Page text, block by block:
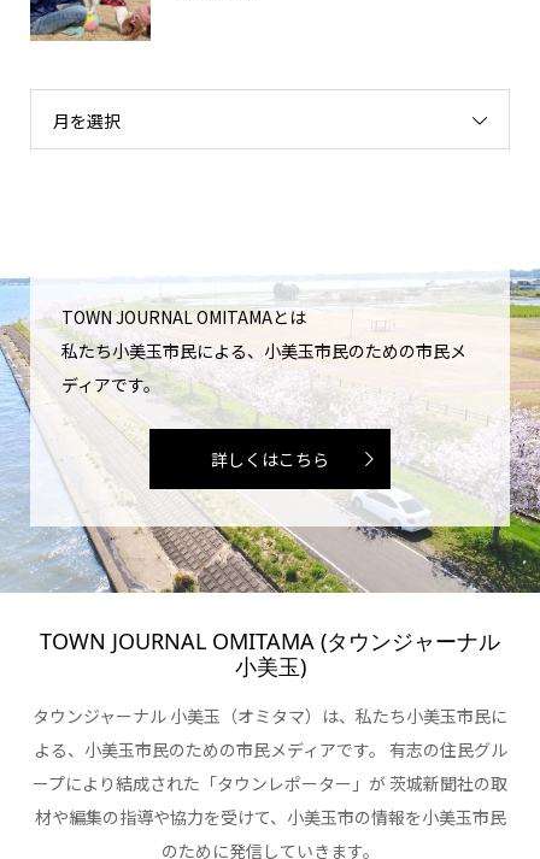
月を選択
TOWN JOURNAL OMITAMAとは
私たち小美玉市民による、小美玉市民のための市民メ
ディアです。
詳しくはこちら
TOWN JOURNAL OMITAMA (タウンジャーナル
小美玉)
タウンジャーナル 小美玉（オミタマ）は、私たち小美玉市民に
よる、小美玉市民のための市民メディアです。 有志の住民グル
ープにより結成された「タウンレポーター」が 茨城新聞社の取
材や編集の指導や協力を受けて、小美玉市の情報を小美玉市民
のために発信していきます。